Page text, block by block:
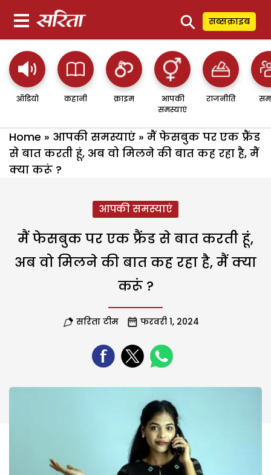
⚲ सब्सक्राइब
ऑडियो कहानी क्राइम
आपकी
समस्याएं
राजनीति
Home » आपकी समस्याएं » मैं फेसबुक पर एक फ्रैंड
से बात करती हूं, अब वो मिलने की बात कह रहा है, मैं
क्या करूं ?
आपकी समस्याएं
मैं फेसबुक पर एक फ्रैंड से बात करती हूं,
अब वो मिलने की बात कह रहा है, मैं क्या
करूं ?
सरिता टीम फरवरी 1, 2024